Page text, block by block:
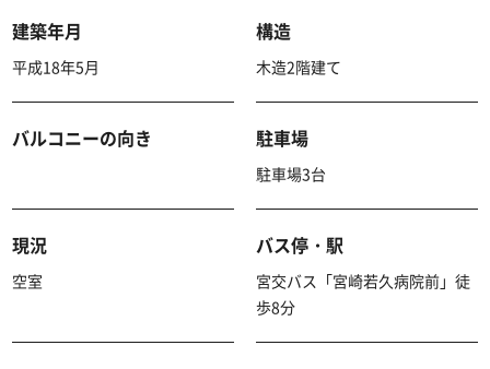
建築年月
平成18年5月
構造
木造2階建て
バルコニーの向き 駐車場
駐車場3台
現況
空室
バス停・駅
宮交バス「宮崎若久病院前」徒
歩8分